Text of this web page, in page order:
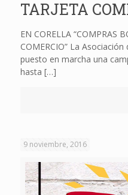
TARJETA
EN CORELLA “COMPRAS
COMERCIO” La
puesto en marcha una
hasta […]
9 noviembre, 2016